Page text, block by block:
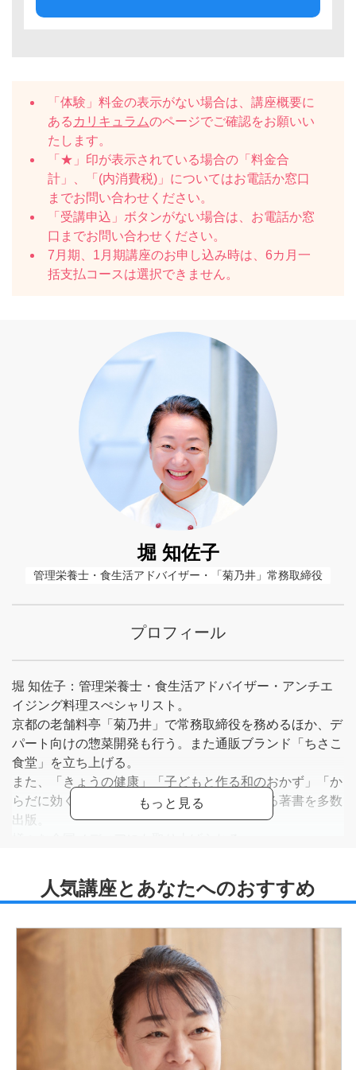
「体験」料金の表示がない場合は、講座概要に
ある カリキュラムのページでご確認をお願いい
たします。
「★」印が表示されている場合の「料金合
計」、「(内消費税)」についてはお電話か窓口
までお問い合わせください。
「受講申込」ボタンがない場合は、お電話か窓
口までお問い合わせください。
7月期、1月期講座のお申し込み時は、6カ月一
括支払コースは選択できません。
堀 知佐子
管理栄養士・食生活アドバイザー・「菊乃井」常務取締役
プロフィール
堀 知佐子：管理栄養士・食生活アドバイザー・アンチエ
イジング料理スぺシャリスト。
京都の老舗料亭「菊乃井」で常務取締役を務めるほか、デ
パート向けの惣菜開発も行う。また通販ブランド「ちさこ
食堂」を立ち上げる。
また、「きょうの健康」「子どもと作る和のおかず」「か
らだに効くおかず」など、食材や調理に関する著書を多数
出版。
活アドバイザーなどの資格を持ち、多様な視点から食品会
社や飲食店、地方自治体などにメニューアドバイスや食生